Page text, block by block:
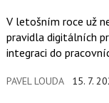
V letošním roce už
pravidla digitálních
integraci do
PAVEL LOUDA 15. 7.